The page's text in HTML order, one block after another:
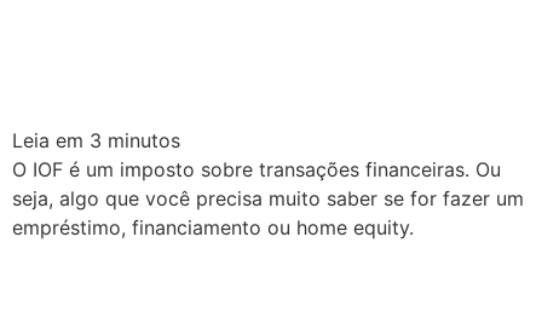
Leia em 3 minutos
O IOF é um imposto sobre transações financeiras. Ou
seja, algo que você precisa muito saber se for fazer um
empréstimo, financiamento ou home equity.